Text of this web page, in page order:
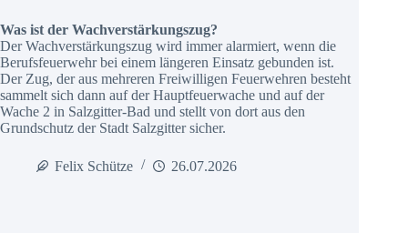
Was ist der Wachverstärkungszug?
Der Wachverstärkungszug wird immer alarmiert, wenn die
Berufsfeuerwehr bei einem längeren Einsatz gebunden ist.
Der Zug, der aus mehreren Freiwilligen Feuerwehren besteht
sammelt sich dann auf der Hauptfeuerwache und auf der
Wache 2 in Salzgitter-Bad und stellt von dort aus den
Grundschutz der Stadt Salzgitter sicher.
Felix Schütze 26.07.2026